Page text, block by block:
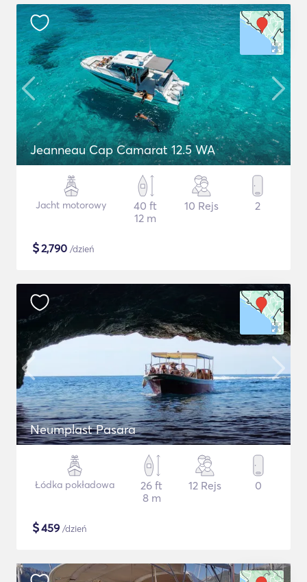
Jeanneau Cap Camarat 12.5 WA
Jacht motorowy
40 ft
12 m
10 Rejs 2
$2,790 /dzień
Neumplast Pasara
Łódka pokładowa
26 ft
8 m
12 Rejs 0
$459 /dzień